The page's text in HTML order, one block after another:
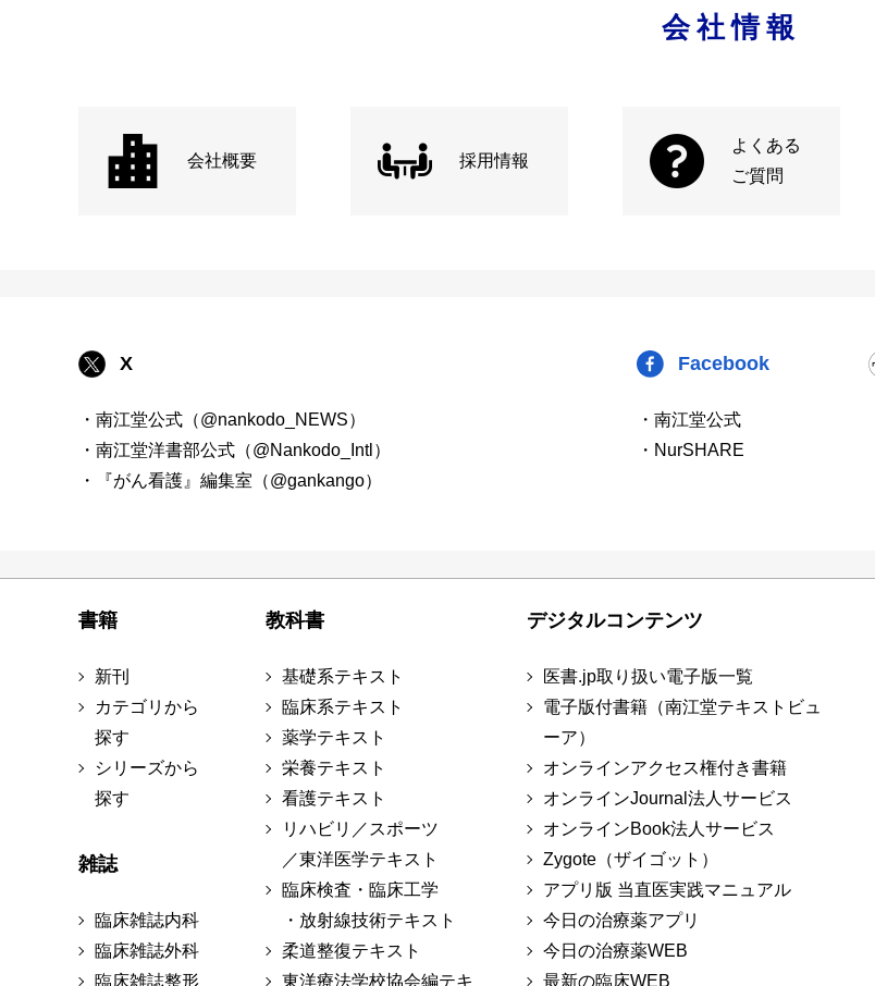
会社情報
会社概要 採用情報
よくある
ご質問
X
・南江堂公式（@nankodo_NEWS）
・南江堂洋書部公式（@Nankodo_Intl）
・『がん看護』編集室（@gankango）
Facebook
・南江堂公式
・NurSHARE
書籍
新刊
カテゴリから
探す
シリーズから
探す
雑誌
臨床雑誌内科
臨床雑誌外科
臨床雑誌整形
教科書
基礎系テキスト
臨床系テキスト
薬学テキスト
栄養テキスト
看護テキスト
リハビリ／スポーツ
／東洋医学テキスト
臨床検査・臨床工学
・放射線技術テキスト
柔道整復テキスト
東洋療法学校協会編テキ
デジタルコンテンツ
医書.jp取り扱い電子版一覧
電子版付書籍（南江堂テキストビュ
ーア）
オンラインアクセス権付き書籍
オンラインJournal法人サービス
オンラインBook法人サービス
Zygote（ザイゴット）
アプリ版 当直医実践マニュアル
今日の治療薬アプリ
今日の治療薬WEB
最新の臨床WEB